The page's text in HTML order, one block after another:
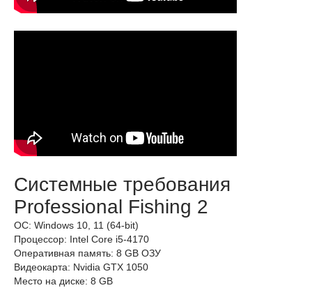
Системные требования
Professional Fishing 2
ОС: Windows 10, 11 (64-bit)
Процессор: Intel Core i5-4170
Оперативная память: 8 GB ОЗУ
Видеокарта: Nvidia GTX 1050
Место на диске: 8 GB